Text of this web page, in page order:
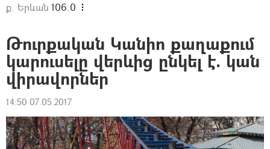
ք. Երևան 106.0
Թուրքական Կանիո քաղաքում
կարուսելը վերևից ընկել է. կան
վիրավորներ
14:50 07.05.2017